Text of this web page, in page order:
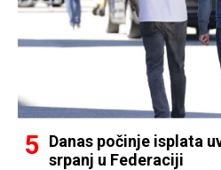
Danas počinje isplata
srpanj u Federaciji